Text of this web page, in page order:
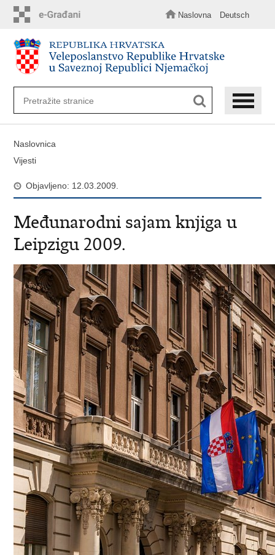
sadržaj
Naslovna Deutsch
Naslovnica
Vijesti
Objavljeno: 12.03.2009.
Međunarodni sajam knjiga u
Leipzigu 2009.